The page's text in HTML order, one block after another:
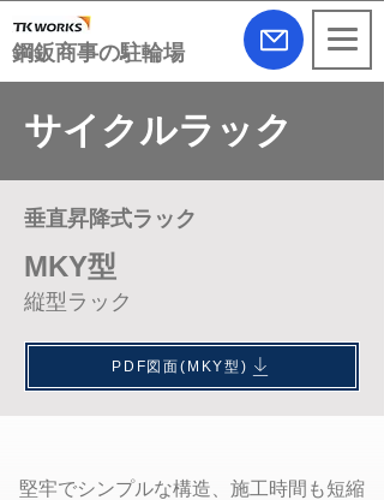
​鋼鈑商事の駐輪場
サイクルラック
垂直昇降式ラック
MKY型
縦型ラック
PDF図面(MKY型)
堅牢でシンプルな構造、施工時間も短縮